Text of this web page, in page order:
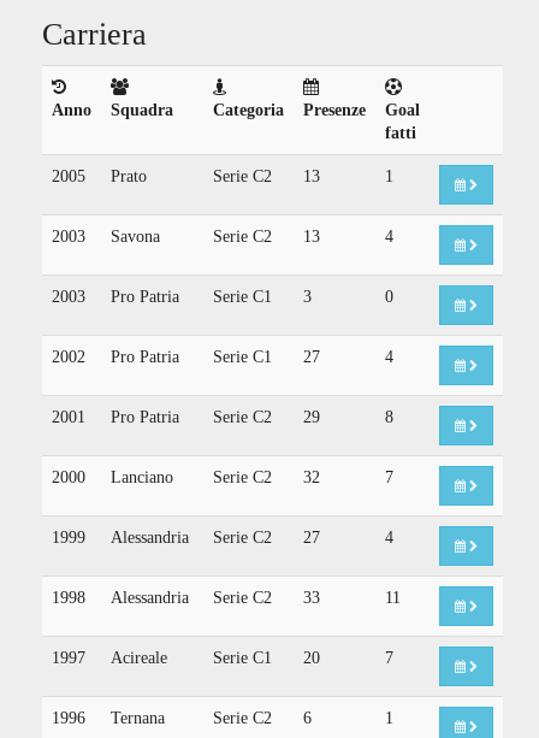
Carriera
Anno Squadra Categoria Presenze
Goal
fatti
2005 Prato Serie C2 13 1
2003 Savona Serie C2 13 4
2003 Pro Patria Serie C1 3 0
2002 Pro Patria Serie C1 27 4
2001 Pro Patria Serie C2 29 8
2000 Lanciano Serie C2 32 7
1999 Alessandria Serie C2 27 4
1998 Alessandria Serie C2 33 11
1997 Acireale Serie C1 20 7
1996 Ternana Serie C2 6 1